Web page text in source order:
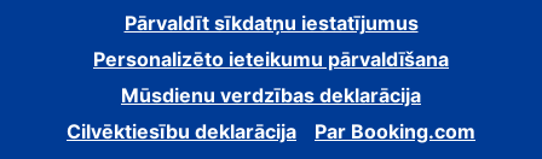
Pārvaldīt sīkdatņu iestatījumus
Personalizēto ieteikumu pārvaldīšana
Mūsdienu verdzības deklarācija
Cilvēktiesību deklarācija
Par Booking.com